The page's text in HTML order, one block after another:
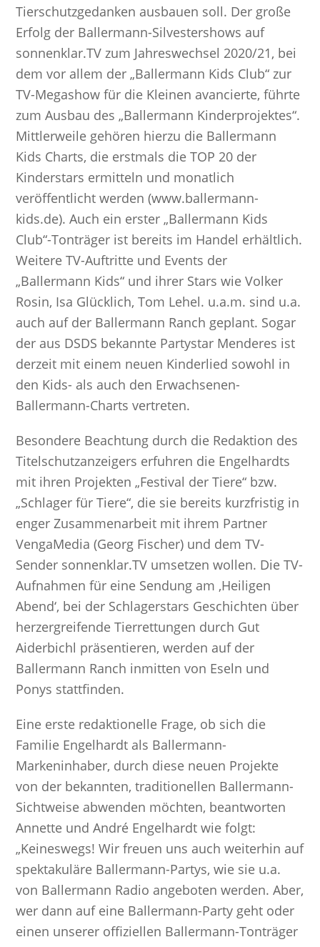
Tierschutzgedanken ausbauen soll. Der große
Erfolg der Ballermann-Silvestershows auf
sonnenklar.TV zum Jahreswechsel 2020/21, bei
dem vor allem der „Ballermann Kids Club“ zur
TV-Megashow für die Kleinen avancierte, führte
zum Ausbau des „Ballermann Kinderprojektes“.
Mittlerweile gehören hierzu die Ballermann
Kids Charts, die erstmals die TOP 20 der
Kinderstars ermitteln und monatlich
veröffentlicht werden (www.ballermann-
kids.de). Auch ein erster „Ballermann Kids
Club“-Tonträger ist bereits im Handel erhältlich.
Weitere TV-Auftritte und Events der
„Ballermann Kids“ und ihrer Stars wie Volker
Rosin, Isa Glücklich, Tom Lehel. u.a.m. sind u.a.
auch auf der Ballermann Ranch geplant. Sogar
der aus DSDS bekannte Partystar Menderes ist
derzeit mit einem neuen Kinderlied sowohl in
den Kids- als auch den Erwachsenen-
Ballermann-Charts vertreten.
Besondere Beachtung durch die Redaktion des
Titelschutzanzeigers erfuhren die Engelhardts
mit ihren Projekten „Festival der Tiere“ bzw.
„Schlager für Tiere“, die sie bereits kurzfristig in
enger Zusammenarbeit mit ihrem Partner
VengaMedia (Georg Fischer) und dem TV-
Sender sonnenklar.TV umsetzen wollen. Die TV-
Aufnahmen für eine Sendung am ‚Heiligen
Abend‘, bei der Schlagerstars Geschichten über
herzergreifende Tierrettungen durch Gut
Aiderbichl präsentieren, werden auf der
Ballermann Ranch inmitten von Eseln und
Ponys stattfinden.
Eine erste redaktionelle Frage, ob sich die
Familie Engelhardt als Ballermann-
Markeninhaber, durch diese neuen Projekte
von der bekannten, traditionellen Ballermann-
Sichtweise abwenden möchten, beantworten
Annette und André Engelhardt wie folgt:
„Keineswegs! Wir freuen uns auch weiterhin auf
spektakuläre Ballermann-Partys, wie sie u.a.
von Ballermann Radio angeboten werden. Aber,
wer dann auf eine Ballermann-Party geht oder
einen unserer offiziellen Ballermann-Tonträger